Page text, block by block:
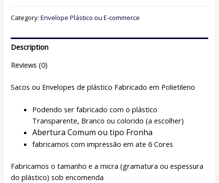
Category:Envelope Plástico ou E-commerce
Description
Reviews (0)
Sacos ou Envelopes de plástico Fabricado em Polietileno
Podendo ser fabricado com o plástico
Transparente, Branco ou colorido (a escolher)
Abertura Comum ou tipo Fronha
fabricamos com impressão em ate 6 Cores
Fabricamos o tamanho e a micra (gramatura ou espessura
do plástico) sob encomenda